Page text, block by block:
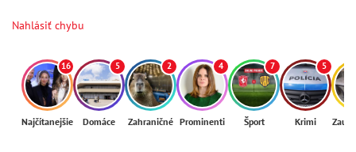
Nahlásiť chybu
16
Najčítanejšie
5
Domáce
2
Zahraničné
4
Prominenti
7
Šport
5
Krimi